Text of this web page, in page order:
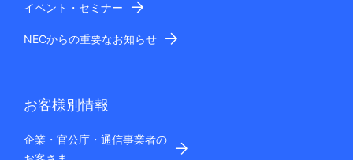
イベント・セミナー
NECからの重要なお知らせ
お客様別情報
企業・官公庁・通信事業者の